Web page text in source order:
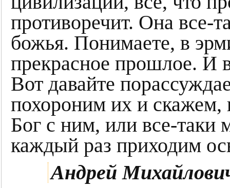
противоречит. Она все-
божья. Понимаете, в
прекрасное прошлое. И
Вот давайте
похороним их и
Бог с ним, или все-таки
каждый раз приходим
Андрей